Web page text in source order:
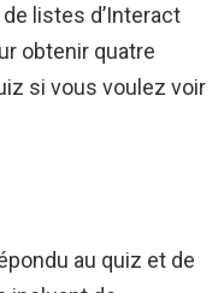
listes d’Interact
obtenir quatre
si vous voulez voir
au quiz et de